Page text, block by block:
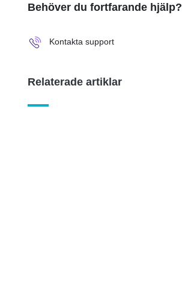
Behöver du fortfarande hjälp?
Kontakta support
Relaterade artiklar